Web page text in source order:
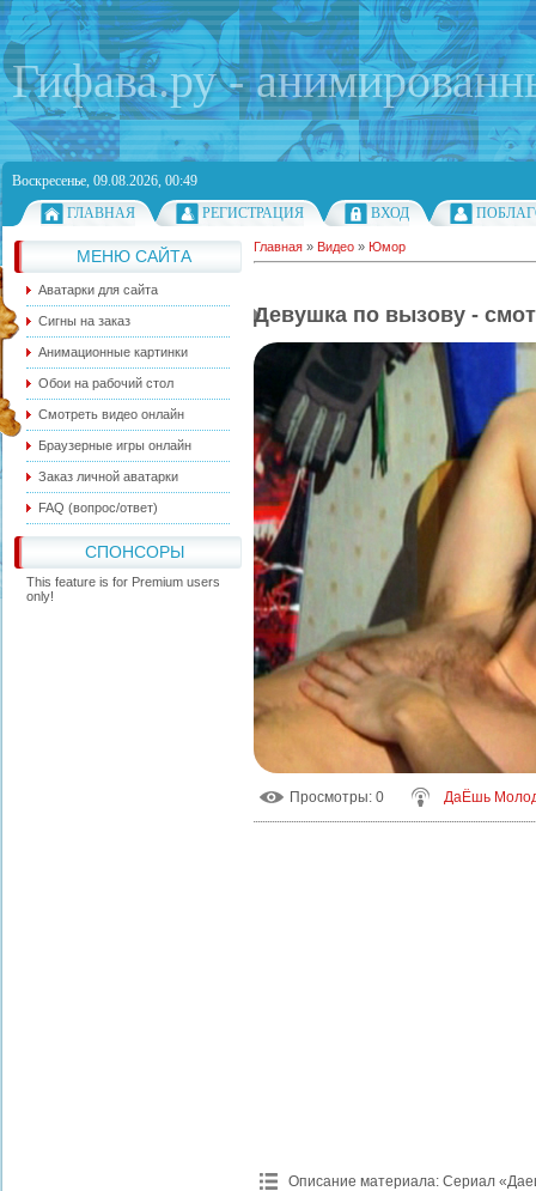
Гифава.ру -
Воскресенье, 09.08.2026, 00:49
ГЛАВНАЯ
РЕГИСТРАЦИЯ ВХОД
МЕНЮ САЙТА
Аватарки для сайта
Сигны на заказ
Анимационные картинки
Обои на рабочий стол
Смотреть видео онлайн
Браузерные игры онлайн
Заказ личной аватарки
FAQ (вопрос/ответ)
СПОНСОРЫ
This feature is for Premium users
only!
Главная » Видео » Юмор
Девушка по вызову -
Просмотры: 0 ДаЁшь
Описание материала: Сериал